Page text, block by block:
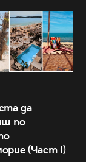
да
по
(Част I)